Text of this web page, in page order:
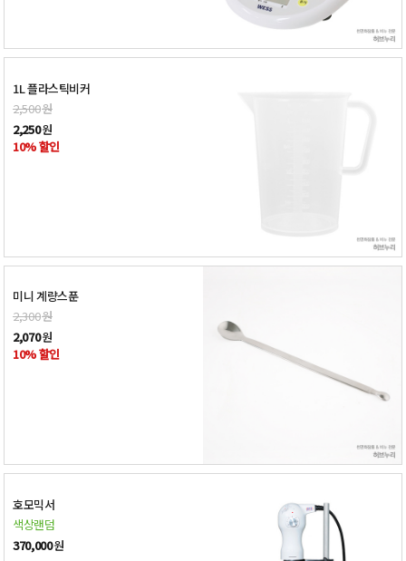
1L 플라스틱비커
2,500원
2,250원
10% 할인
미니 계량스푼
2,300원
2,070원
10% 할인
호모믹서
색상랜덤
370,000원